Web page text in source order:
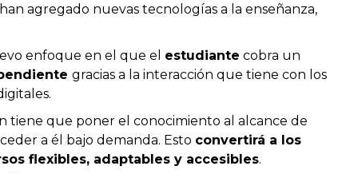
agregado nuevas tecnologías a la enseñanza,
enfoque en el que el estudiante cobra un
gracias a la interacción que tiene con los
.
tiene que poner el conocimiento al alcance de
a él bajo demanda. Esto convertirá a los
flexibles, adaptables y accesibles.